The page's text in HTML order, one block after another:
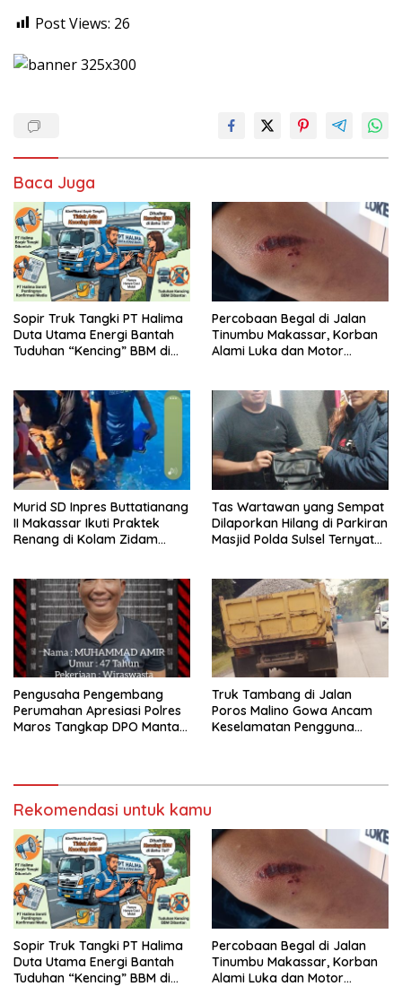
Post Views: 26
Baca Juga
Sopir Truk Tangki PT Halima
Duta Utama Energi Bantah
Tuduhan “Kencing” BBM di
Percobaan Begal di Jalan
Tinumbu Makassar, Korban
Alami Luka dan Motor
Murid SD Inpres Buttatianang
II Makassar Ikuti Praktek
Renang di Kolam Zidam
Tas Wartawan yang Sempat
Dilaporkan Hilang di Parkiran
Masjid Polda Sulsel Ternyata
Pengusaha Pengembang
Perumahan Apresiasi Polres
Maros Tangkap DPO Mantan
Truk Tambang di Jalan
Poros Malino Gowa Ancam
Keselamatan Pengguna
Rekomendasi untuk kamu
Sopir Truk Tangki PT Halima
Duta Utama Energi Bantah
Tuduhan “Kencing” BBM di
Percobaan Begal di Jalan
Tinumbu Makassar, Korban
Alami Luka dan Motor